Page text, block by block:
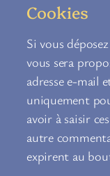
Cookies
Si vous
vous sera
adresse e-mail
uniquement
avoir à saisir
autre
expirent au